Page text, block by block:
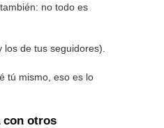
no todo es
de tus seguidores).
tú mismo, eso es lo
con otros